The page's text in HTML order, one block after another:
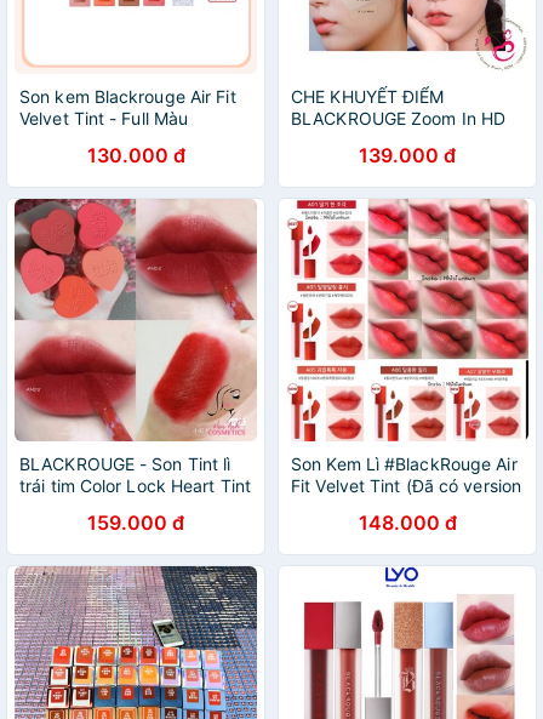
Son kem Blackrouge Air Fit
Velvet Tint - Full Màu
130.000 đ
CHE KHUYẾT ĐIỂM
BLACKROUGE Zoom In HD
139.000 đ
BLACKROUGE - Son Tint lì
trái tim Color Lock Heart Tint
159.000 đ
Son Kem Lì #BlackRouge Air
Fit Velvet Tint (Đã có version
148.000 đ